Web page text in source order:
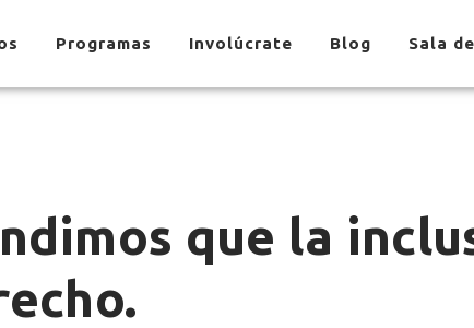
Programas Involúcrate Blog Sala
que la